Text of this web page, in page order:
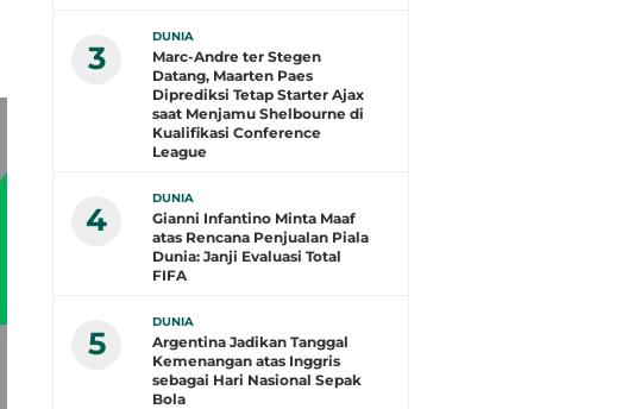
3
DUNIA
Marc-Andre ter Stegen
Datang, Maarten Paes
Diprediksi Tetap Starter Ajax
saat Menjamu Shelbourne di
Kualifikasi Conference
League
4
DUNIA
Gianni Infantino Minta Maaf
atas Rencana Penjualan Piala
Dunia: Janji Evaluasi Total
FIFA
5
DUNIA
Argentina Jadikan Tanggal
Kemenangan atas Inggris
sebagai Hari Nasional Sepak
Bola